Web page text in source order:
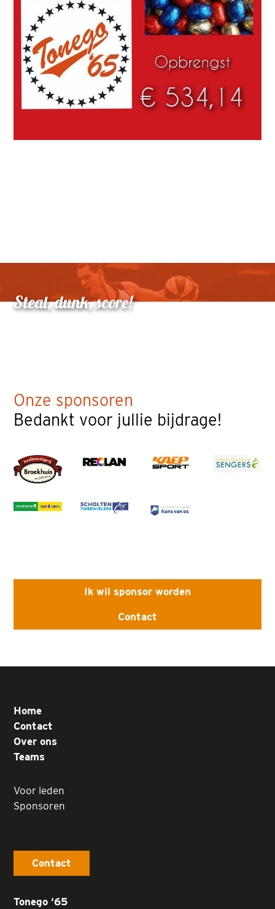
Steal, dunk, score!
Onze sponsoren
Bedankt voor jullie bijdrage!
Ik wil sponsor worden
Contact
Home
Contact
Over ons
Teams
Voor leden
Sponsoren
Contact
Tonego ‘65